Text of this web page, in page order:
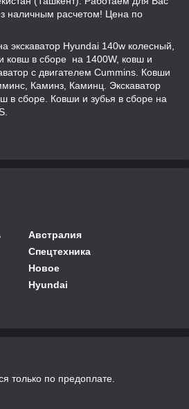
наличным расчетом! Цена по
экскаватор Hyundai 140w колесный,
ковш в сборе на 1400W, ковш и
с двигателем Cummins. Ковши
Каминз, Каминц. Экскaватор
в сборе. Ковши и зубья в сборе на
Австралия
Спецтехника
Новое
Hyundai
только по предоплате.